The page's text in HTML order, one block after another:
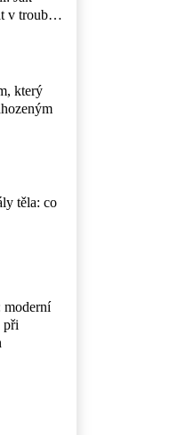
v troubě,
který
těla: co
moderní
při